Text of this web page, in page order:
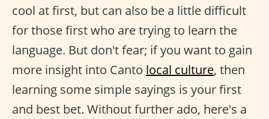
cool at first, but can also be a little difficult
for those first who are trying to learn the
language. But don't fear; if you want to gain
more insight into Canto local culture, then
learning some simple sayings is your first
and best bet. Without further ado, here's a